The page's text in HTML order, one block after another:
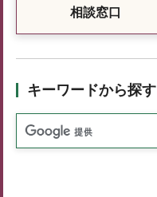
相談窓口
キーワードから探す